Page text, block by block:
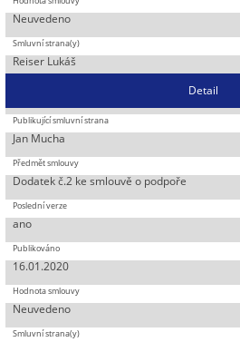
Neuvedeno
Reiser Lukáš
Detail
Jan Mucha
Dodatek č.2 ke smlouvě o podpoře
ano
16.01.2020
Neuvedeno